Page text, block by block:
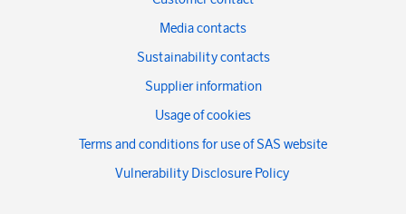
Media contacts
Sustainability contacts
Supplier information
Usage of cookies
Terms and conditions for use of SAS website
Vulnerability Disclosure Policy